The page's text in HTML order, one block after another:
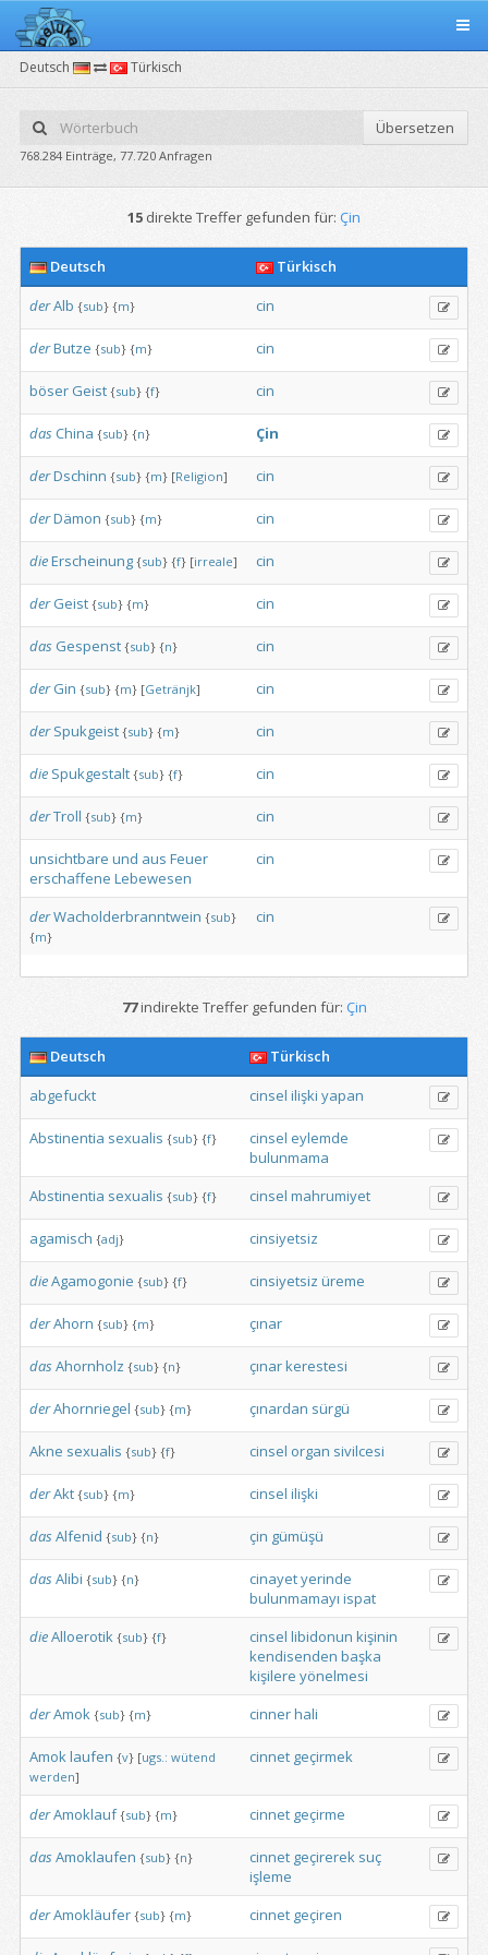
Deutsch Türkisch
Übersetzen
768.284 Einträge, 77.720 Anfragen
15 direkte Treffer gefunden für: Çin
Deutsch
Türkisch
derAlb {sub} {m} cin
derButze {sub} {m} cin
böser Geist {sub} {f} cin
das China {sub} {n} Çin
derDschinn {sub} {m} [Religion] cin
derDämon {sub} {m} cin
dieErscheinung {sub} {f} [irreale] cin
der Geist {sub} {m} cin
das Gespenst {sub} {n} cin
der Gin {sub} {m} [Getränjk] cin
der Spukgeist {sub} {m} cin
die Spukgestalt {sub} {f} cin
derTroll {sub} {m} cin
unsichtbare und aus Feuer
erschaffene Lebewesen
cin
derWacholderbranntwein {sub}
{m}
cin
77indirekte Treffer gefunden für: Çin
Deutsch
Türkisch
abgefuckt
cinsel ilişki yapan
Abstinentia sexualis {sub} {f} cinsel eylemde
bulunmama
Abstinentia sexualis {sub} {f} cinsel mahrumiyet
agamisch {adj} cinsiyetsiz
dieAgamogonie {sub} {f} cinsiyetsiz üreme
derAhorn {sub} {m} çınar
dasAhornholz {sub} {n} çınarkerestesi
derAhornriegel {sub} {m} çınardan sürgü
Akne sexualis {sub} {f} cinsel organ sivilcesi
derAkt {sub} {m} cinsel ilişki
dasAlfenid {sub} {n} çin gümüşü
dasAlibi {sub} {n} cinayetyerinde
bulunmamayı ispat
dieAlloerotik {sub} {f} cinsel libidonun kişinin
kendisenden başka
kişilere yönelmesi
derAmok {sub} {m} cinnerhali
Amoklaufen {v} [ugs.: wütend
werden]
cinnet geçirmek
derAmoklauf {sub} {m} cinnet geçirme
dasAmoklaufen {sub} {n} cinnet geçirerek suç
işleme
derAmokläufer {sub} {m} cinnet geçiren